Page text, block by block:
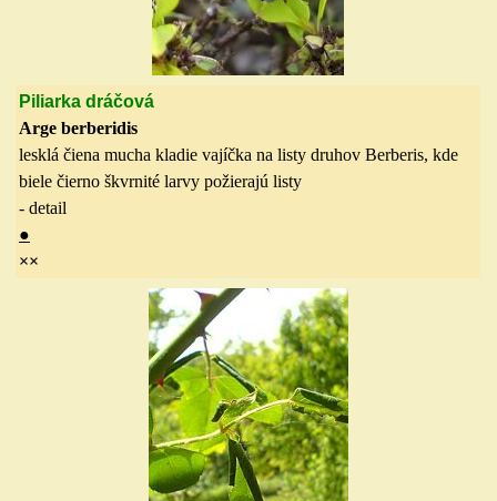
Piliarka dráčová
Arge berberidis
lesklá čiena mucha kladie vajíčka na listy druhov Berberis, kde
biele čierno škvrnité larvy požierajú listy
- detail
●
××